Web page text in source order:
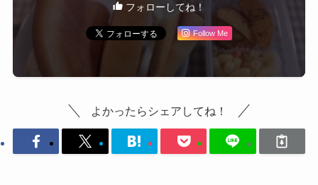
フォローしてね！
Follow Me
よかったらシェアしてね！